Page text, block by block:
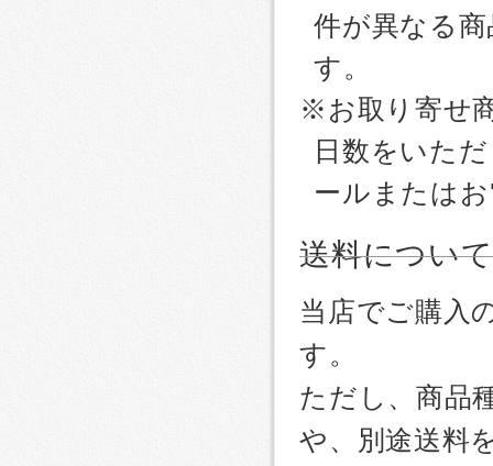
件が異なる
す。
※お取り寄せ
日数をいた
ールまたは
送料について
当店でご購入
す。
ただし、商品
や、別途送料